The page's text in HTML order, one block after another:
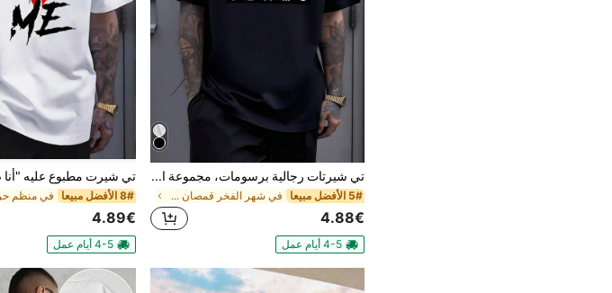
تي شيرتات رجالية برسومات، مجموعة الصيف. رسومات عتيقة بتصميم مستطيل كبير باللون الأسود والأبيض والأحمر وخطوط فنية.
5# الأفضل مبيعا في شهر الفخر قمصان رجالية
4.88€
4-5 أيام عمل
8# الأفضل مبيعا
4.89€
4-5 أيام عمل